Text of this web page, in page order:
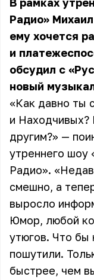
Радио»
ему хочется
и
обсудил с
новый
«Как давно ты
и Находчивых?
другим?» —
утреннего шоу
Радио».
смешно, а
выросло
Юмор, любой
утюгов. Что бы
пошутили.
быстрее, чем